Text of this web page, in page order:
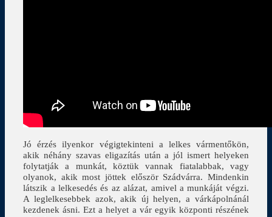
Jó érzés ilyenkor végigtekinteni a lelkes vármentőkön,
akik néhány szavas eligazítás után a jól ismert helyeken
folytatják a munkát, köztük vannak fiatalabbak, vagy
olyanok, akik most jöttek először Szádvárra. Mindenkin
látszik a lelkesedés és az alázat, amivel a munkáját végzi.
A leglelkesebbek azok, akik új helyen, a várkápolnánál
kezdenek ásni. Ezt a helyet a vár egyik központi részének